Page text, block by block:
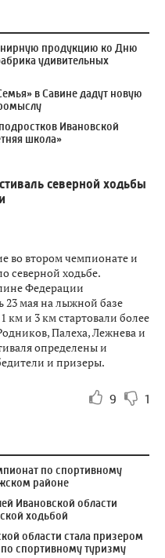
Жителям региона
вещи будут больше
и что им обязательно
могут быть подарочные
и муниципалитетов,
получат
до 12 июня.
в Савине дадут новую
Ивановской
школа»
северной ходьбы